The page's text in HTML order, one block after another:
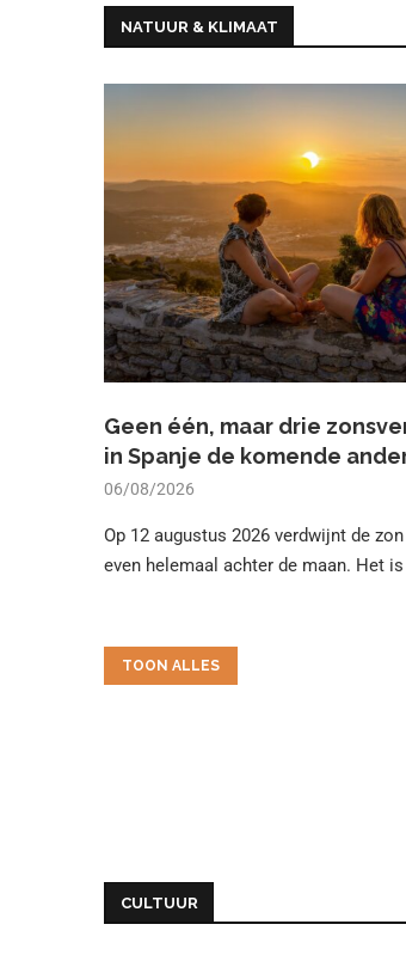
NATUUR & KLIMAAT
Geen één, maar drie
in Spanje de komende
06/08/2026
Op 12 augustus 2026 verdwijnt de
even helemaal achter de maan. Het
TOON ALLES
CULTUUR